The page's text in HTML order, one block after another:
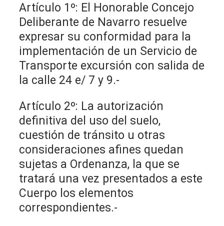
Artículo 1º: El Honorable Concejo
Deliberante de Navarro resuelve
expresar su conformidad para la
implementación de un Servicio de
Transporte excursión con salida de
la calle 24 e/ 7 y 9.-
Artículo 2º: La autorización
definitiva del uso del suelo,
cuestión de tránsito u otras
consideraciones afines quedan
sujetas a Ordenanza, la que se
tratará una vez presentados a este
Cuerpo los elementos
correspondientes.-